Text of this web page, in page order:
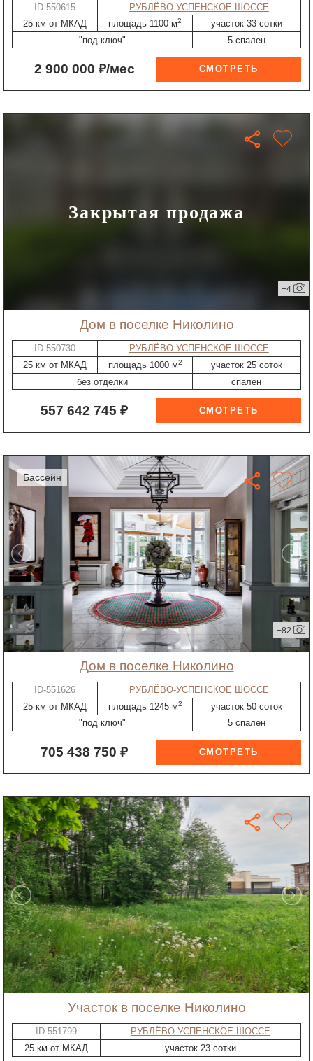
ID-550615
РУБЛЁВО-УСПЕНСКОЕ ШОССЕ
25 км от МКАД
площадь 1100 м2
участок 33 сотки
"под ключ"
5 спален
2 900 000 ₽/мес
Закрытая продажа
+4
дом в поселке Николино
ID-550730
РУБЛЁВО-УСПЕНСКОЕ ШОССЕ
25 км от МКАД
площадь 1000 м2
участок 25 соток
без отделки
спален
557 642 745 ₽
бассейн
+82
дом в поселке Николино
ID-551626
РУБЛЁВО-УСПЕНСКОЕ ШОССЕ
25 км от МКАД
площадь 1245 м2
участок 50 соток
"под ключ"
5 спален
705 438 750 ₽
участок в поселке Николино
ID-551799
РУБЛЁВО-УСПЕНСКОЕ ШОССЕ
25 км от МКАД
участок 23 сотки